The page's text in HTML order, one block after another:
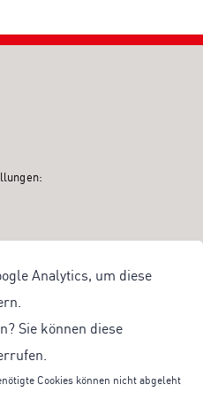
Analytics, um diese
Sie können diese
Cookies können nicht abgeleht